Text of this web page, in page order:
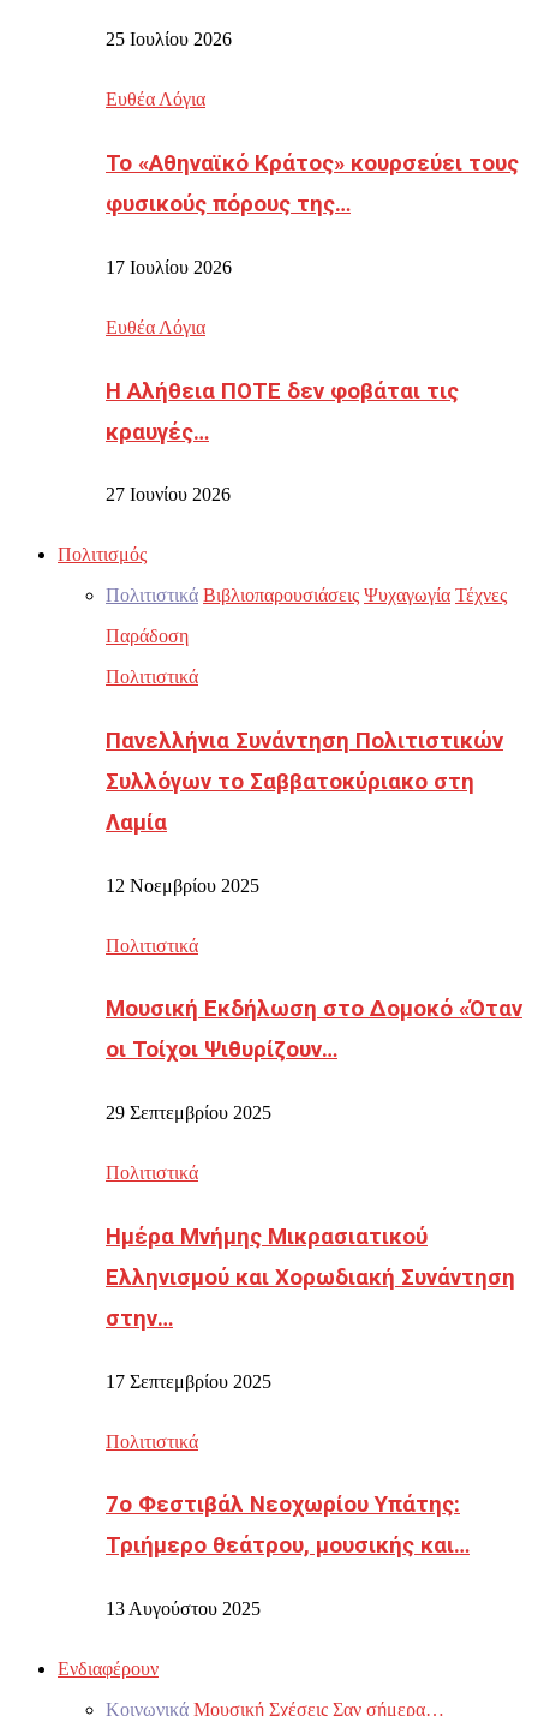
25 Ιουλίου 2026
Ευθέα Λόγια
Το «Αθηναϊκό Κράτος» κουρσεύει τους
φυσικούς πόρους της…
17 Ιουλίου 2026
Ευθέα Λόγια
Η Αλήθεια ΠΟΤΕ δεν φοβάται τις
κραυγές…
27 Ιουνίου 2026
Πολιτισμός
Πολιτιστικά Βιβλιοπαρουσιάσεις Ψυχαγωγία Τέχνες
Παράδοση
Πολιτιστικά
Πανελλήνια Συνάντηση Πολιτιστικών
Συλλόγων το Σαββατοκύριακο στη
Λαμία
12 Νοεμβρίου 2025
Πολιτιστικά
Μουσική Εκδήλωση στο Δομοκό «Όταν
οι Τοίχοι Ψιθυρίζουν…
29 Σεπτεμβρίου 2025
Πολιτιστικά
Ημέρα Μνήμης Μικρασιατικού
Ελληνισμού και Χορωδιακή Συνάντηση
στην…
17 Σεπτεμβρίου 2025
Πολιτιστικά
7ο Φεστιβάλ Νεοχωρίου Υπάτης:
Τριήμερο θεάτρου, μουσικής και…
13 Αυγούστου 2025
Ενδιαφέρουν
Κοινωνικά Μουσική Σχέσεις Σαν σήμερα…